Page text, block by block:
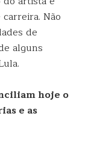
Não
de
alguns
hoje o
e as